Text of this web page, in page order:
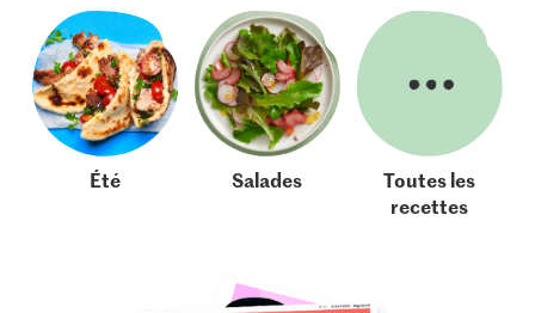
Été Salades
Toutes les
recettes